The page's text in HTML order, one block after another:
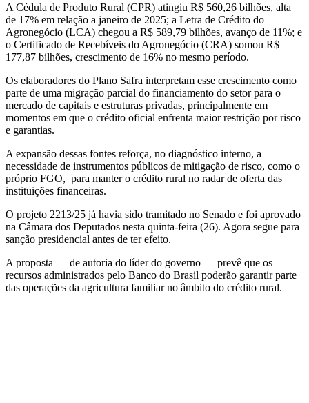
A Cédula de Produto Rural (CPR) atingiu R$ 560,26 bilhões, alta
de 17% em relação a janeiro de 2025; a Letra de Crédito do
Agronegócio (LCA) chegou a R$ 589,79 bilhões, avanço de 11%; e
o Certificado de Recebíveis do Agronegócio (CRA) somou R$
177,87 bilhões, crescimento de 16% no mesmo período.
Os elaboradores do Plano Safra interpretam esse crescimento como
parte de uma migração parcial do financiamento do setor para o
mercado de capitais e estruturas privadas, principalmente em
momentos em que o crédito oficial enfrenta maior restrição por risco
e garantias.
A expansão dessas fontes reforça, no diagnóstico interno, a
necessidade de instrumentos públicos de mitigação de risco, como o
próprio FGO, para manter o crédito rural no radar de oferta das
instituições financeiras.
O projeto 2213/25 já havia sido tramitado no Senado e foi aprovado
na Câmara dos Deputados nesta quinta-feira (26). Agora segue para
sanção presidencial antes de ter efeito.
A proposta — de autoria do líder do governo — prevê que os
recursos administrados pelo Banco do Brasil poderão garantir parte
das operações da agricultura familiar no âmbito do crédito rural.